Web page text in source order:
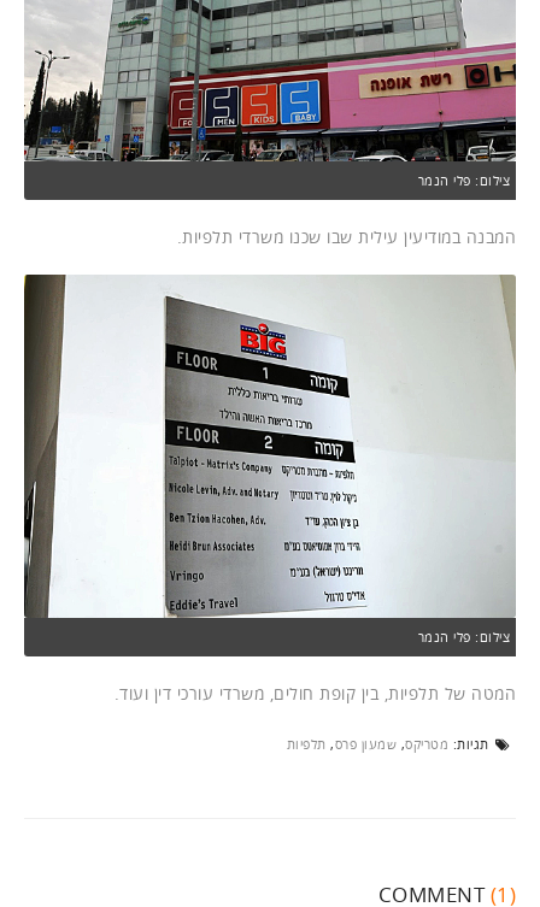
צילום: פלי הנמר
המבנה במודיעין עילית שבו שכנו משרדי תלפיות.
צילום: פלי הנמר
המטה של תלפיות, בין קופת חולים, משרדי עורכי דין ועוד.
תגיות: מטריקס, שמעון פרס, תלפיות
COMMENT(1)